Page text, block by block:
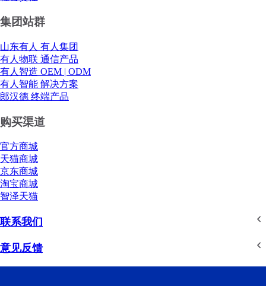
集团站群
山东有人 有人集团
有人物联 通信产品
有人智造 OEM | ODM
有人智能 解决方案
郎汉德 终端产品
购买渠道
官方商城
天猫商城
京东商城
淘宝商城
智泽天猫
联系我们
意见反馈